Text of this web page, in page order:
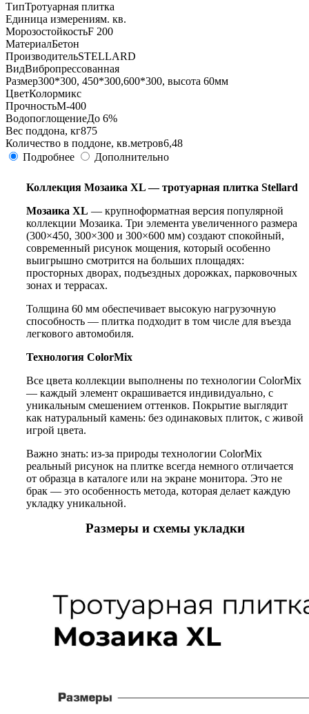
ТипТротуарная плитка
Единица измерениям. кв.
МорозостойкостьF 200
МатериалБетон
ПроизводительSTELLARD
ВидВибропрессованная
Размер300*300, 450*300,600*300, высота 60мм
ЦветКолормикс
ПрочностьМ-400
ВодопоглощениеДо 6%
Вес поддона, кг875
Количество в поддоне, кв.метров6,48
Подробнее
Дополнительно
Коллекция Мозаика XL — тротуарная плитка Stellard
Мозаика XL — крупноформатная версия популярной
коллекции Мозаика. Три элемента увеличенного размера
(300×450, 300×300 и 300×600 мм) создают спокойный,
современный рисунок мощения, который особенно
выигрышно смотрится на больших площадях:
просторных дворах, подъездных дорожках, парковочных
зонах и террасах.
Толщина 60 мм обеспечивает высокую нагрузочную
способность — плитка подходит в том числе для въезда
легкового автомобиля.
Технология ColorMix
Все цвета коллекции выполнены по технологии ColorMix
— каждый элемент окрашивается индивидуально, с
уникальным смешением оттенков. Покрытие выглядит
как натуральный камень: без одинаковых плиток, с живой
игрой цвета.
Важно знать: из-за природы технологии ColorMix
реальный рисунок на плитке всегда немного отличается
от образца в каталоге или на экране монитора. Это не
брак — это особенность метода, которая делает каждую
укладку уникальной.
Размеры и схемы укладки